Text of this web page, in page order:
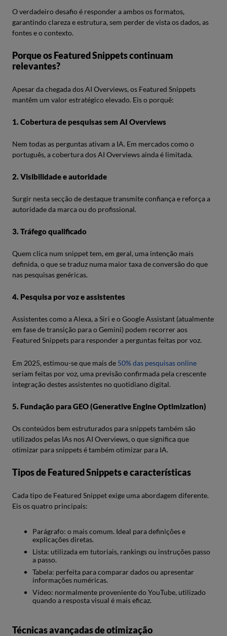
O verdadeiro desafio é responder a ambos os formatos,
garantindo clareza e estrutura, sem perder de vista os dados, as
fontes e o contexto.
Porque os Featured Snippets continuam
relevantes?
Apesar da chegada dos AI Overviews, os Featured Snippets
mantêm um valor estratégico elevado. Eis o porquê:
1. Cobertura de pesquisas sem AI Overviews
Nem todas as perguntas ativam a IA. Em mercados como o
português, a cobertura dos AI Overviews ainda é limitada.
2. Visibilidade e autoridade
Surgir nesta secção de destaque transmite confiança e reforça a
autoridade da marca ou do profissional.
3. Tráfego qualificado
Quem clica num snippet tem, em geral, uma intenção mais
definida, o que se traduz numa maior taxa de conversão do que
nas pesquisas genéricas.
4. Pesquisa por voz e assistentes
Assistentes como a Alexa, a Siri e o Google Assistant (atualmente
em fase de transição para o Gemini) podem recorrer aos
Featured Snippets para responder a perguntas feitas por voz.
Em 2025, estimou-se que mais de 50% das pesquisas online
seriam feitas por voz, uma previsão confirmada pela crescente
integração destes assistentes no quotidiano digital.
5. Fundação para GEO (Generative Engine Optimization)
Os conteúdos bem estruturados para snippets também são
utilizados pelas IAs nos AI Overviews, o que significa que
otimizar para snippets é também otimizar para IA.
Tipos de Featured Snippets e características
Cada tipo de Featured Snippet exige uma abordagem diferente.
Eis os quatro principais:
Parágrafo: o mais comum. Ideal para definições e
explicações diretas.
Lista: utilizada em tutoriais, rankings ou instruções passo
a passo.
Tabela: perfeita para comparar dados ou apresentar
informações numéricas.
Vídeo: normalmente proveniente do YouTube, utilizado
quando a resposta visual é mais eficaz.
Técnicas avançadas de otimização